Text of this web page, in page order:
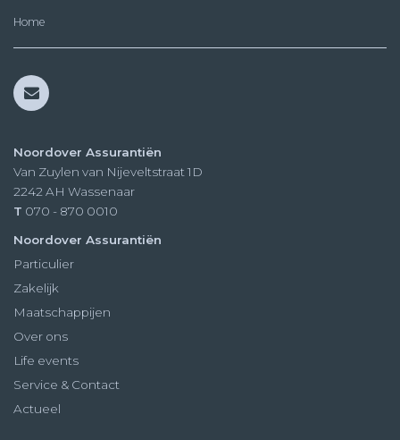
Home
Noordover Assurantiën
Van Zuylen van Nijeveltstraat 1D
2242 AH Wassenaar
T 070 - 870 0010
Noordover Assurantiën
Particulier
Zakelijk
Maatschappijen
Over ons
Life events
Service & Contact
Actueel